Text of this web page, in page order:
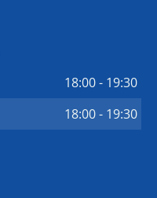
18:00 - 19:30
18:00 - 19:30